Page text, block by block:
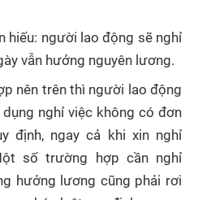
hiếu: người lao động sẽ nghỉ
vẫn hưởng nguyên lương.
nên trên thì người lao động
nghỉ việc không có đơn
định, ngay cả khi xin nghỉ
số trường hợp cần nghỉ
hưởng lương cũng phải rơi